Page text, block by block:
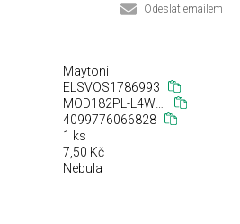
Odeslat emailem
Maytoni
ELSVOS1786993
MOD182PL-L4W3K
4099776066828
1 ks
7,50 Kč
Nebula